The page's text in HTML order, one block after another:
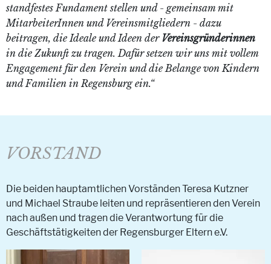
standfestes Fundament stellen und - gemeinsam mit
MitarbeiterInnen und Vereinsmitgliedern - dazu
beitragen, die Ideale und Ideen der Vereinsgründerinnen
in die Zukunft zu tragen. Dafür setzen wir uns mit vollem
Engagement für den Verein und die Belange von Kindern
und Familien in Regensburg ein.“
VORSTAND
Die beiden hauptamtlichen Vorständen Teresa Kutzner
und Michael Straube leiten und repräsentieren den Verein
nach außen und tragen die Verantwortung für die
Geschäftstätigkeiten der Regensburger Eltern e.V.